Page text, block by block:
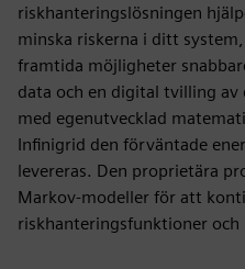
riskhanteringslösningen
minska riskerna i ditt
framtida möjligheter
data och en digital tvilling
med egenutvecklad
Infinigrid den förväntade
levereras. Den proprietära
Markov-modeller för att
riskhanteringsfunktioner